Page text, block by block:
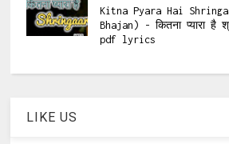
Kitna Pyara Hai
Bhajan) - कितना प्यारा है
pdf lyrics
LIKE US